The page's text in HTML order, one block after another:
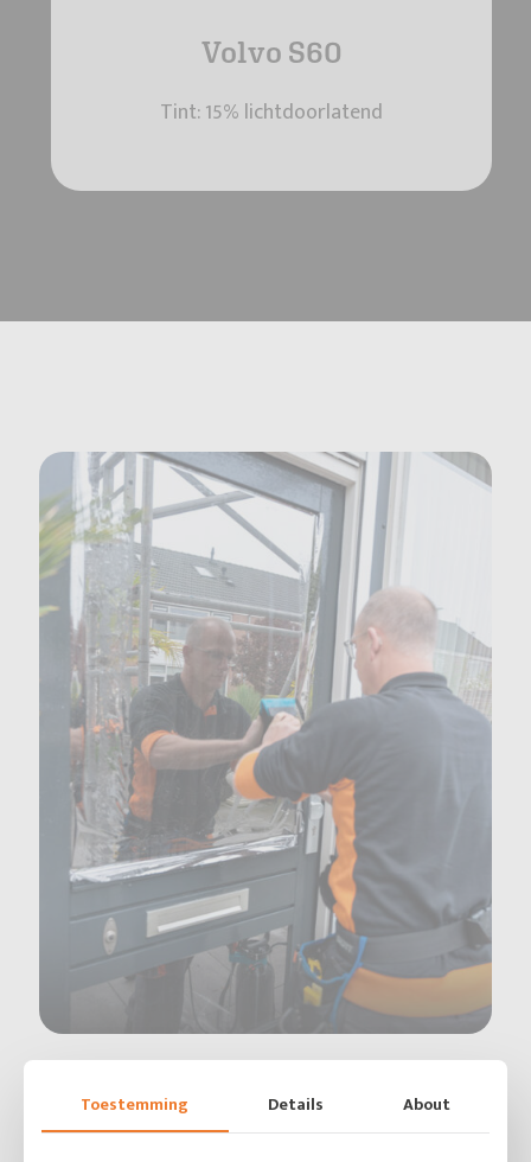
Volvo S60
Tint: 15% lichtdoorlatend
Geblindeerde autoruiten bieden meer dan
Toestemming Details About